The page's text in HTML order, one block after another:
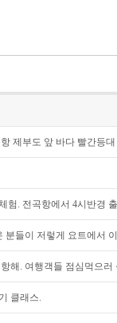
제부도 앞 바다 빨간등
험. 전곡항에서 4시반경
분들이 저렇게 요트에서
해. 여행객들 점심먹으러
클래스.